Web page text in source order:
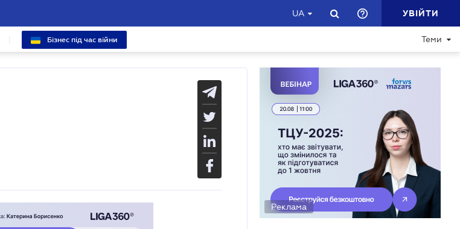
UA УВІЙТИ
Бізнес під час війни Теми
Реклама